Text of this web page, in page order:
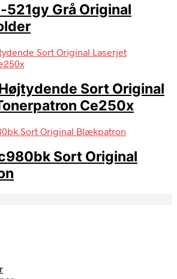
521gy Grå Original
Sort Original
Ce250x
Sort Original